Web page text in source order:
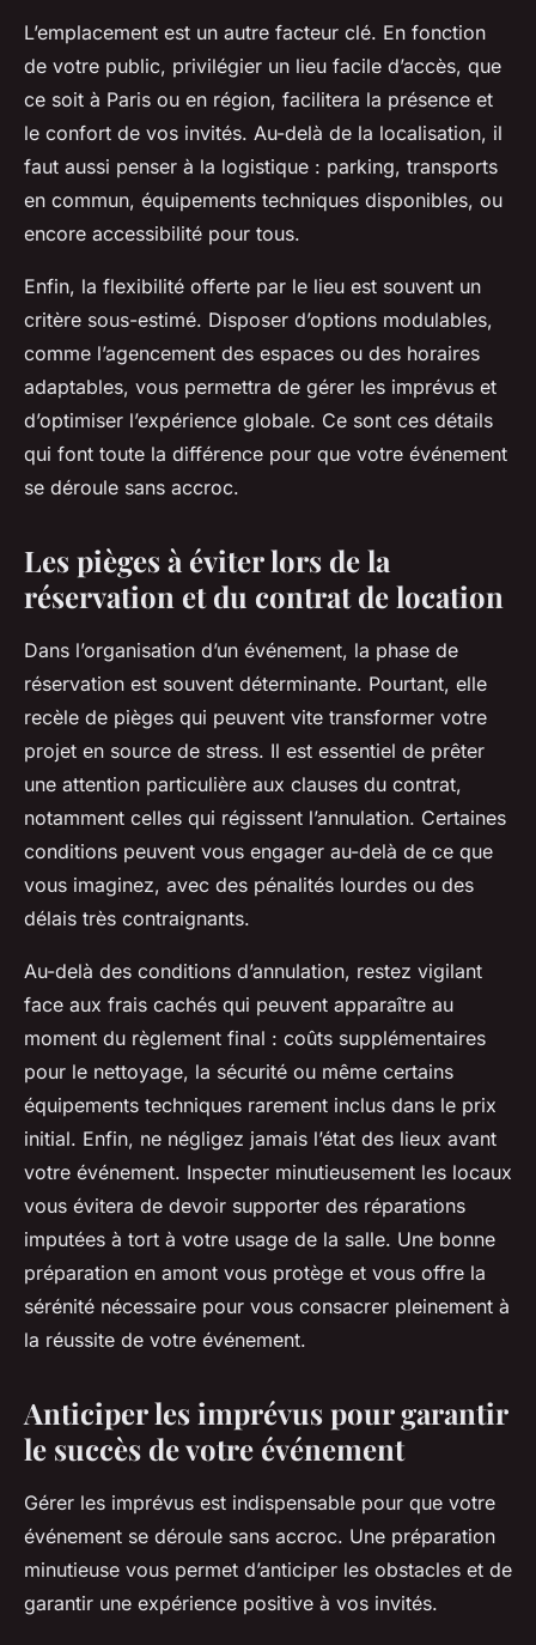
L’emplacement est un autre facteur clé. En fonction
de votre public, privilégier un lieu facile d’accès, que
ce soit à Paris ou en région, facilitera la présence et
le confort de vos invités. Au-delà de la localisation, il
faut aussi penser à la logistique : parking, transports
en commun, équipements techniques disponibles, ou
encore accessibilité pour tous.
Enfin, la flexibilité offerte par le lieu est souvent un
critère sous-estimé. Disposer d’options modulables,
comme l’agencement des espaces ou des horaires
adaptables, vous permettra de gérer les imprévus et
d’optimiser l’expérience globale. Ce sont ces détails
qui font toute la différence pour que votre événement
se déroule sans accroc.
Les pièges à éviter lors de la
réservation et du contrat de location
Dans l’organisation d’un événement, la phase de
réservation est souvent déterminante. Pourtant, elle
recèle de pièges qui peuvent vite transformer votre
projet en source de stress. Il est essentiel de prêter
une attention particulière aux clauses du contrat,
notamment celles qui régissent l’annulation. Certaines
conditions peuvent vous engager au-delà de ce que
vous imaginez, avec des pénalités lourdes ou des
délais très contraignants.
Au-delà des conditions d’annulation, restez vigilant
face aux frais cachés qui peuvent apparaître au
moment du règlement final : coûts supplémentaires
pour le nettoyage, la sécurité ou même certains
équipements techniques rarement inclus dans le prix
initial. Enfin, ne négligez jamais l’état des lieux avant
votre événement. Inspecter minutieusement les locaux
vous évitera de devoir supporter des réparations
imputées à tort à votre usage de la salle. Une bonne
préparation en amont vous protège et vous offre la
sérénité nécessaire pour vous consacrer pleinement à
la réussite de votre événement.
Anticiper les imprévus pour garantir
le succès de votre événement
Gérer les imprévus est indispensable pour que votre
événement se déroule sans accroc. Une préparation
minutieuse vous permet d’anticiper les obstacles et de
garantir une expérience positive à vos invités.